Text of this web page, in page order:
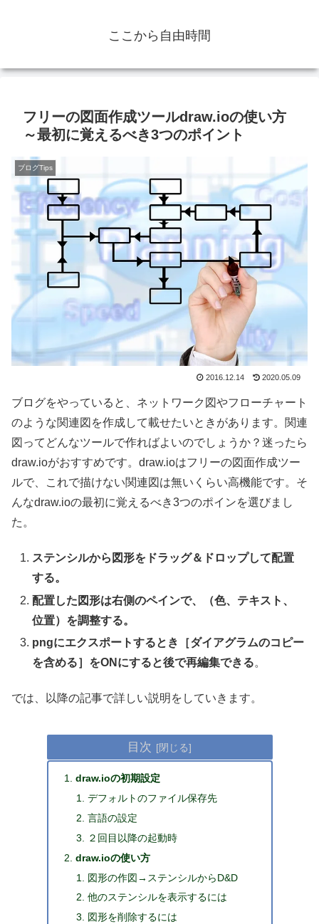
ここから自由時間
フリーの図面作成ツールdraw.ioの使い方
～最初に覚えるべき3つのポイント
ブログTips
2016.12.14 2020.05.09
ブログをやっていると、ネットワーク図やフローチャート
のような関連図を作成して載せたいときがあります。関連
図ってどんなツールで作ればよいのでしょうか？迷ったら
draw.ioがおすすめです。draw.ioはフリーの図面作成ツー
ルで、これで描けない関連図は無いくらい高機能です。そ
んなdraw.ioの最初に覚えるべき3つのポインを選びまし
た。
ステンシルから図形をドラッグ＆ドロップして配置
する。
配置した図形は右側のペインで、（色、テキスト、
位置）を調整する。
pngにエクスポートするとき［ダイアグラムのコピー
を含める］をONにすると後で再編集できる。
では、以降の記事で詳しい説明をしていきます。
目次
draw.ioの初期設定
デフォルトのファイル保存先
言語の設定
２回目以降の起動時
draw.ioの使い方
図形の作図→ステンシルからD&D
他のステンシルを表示するには
図形を削除するには